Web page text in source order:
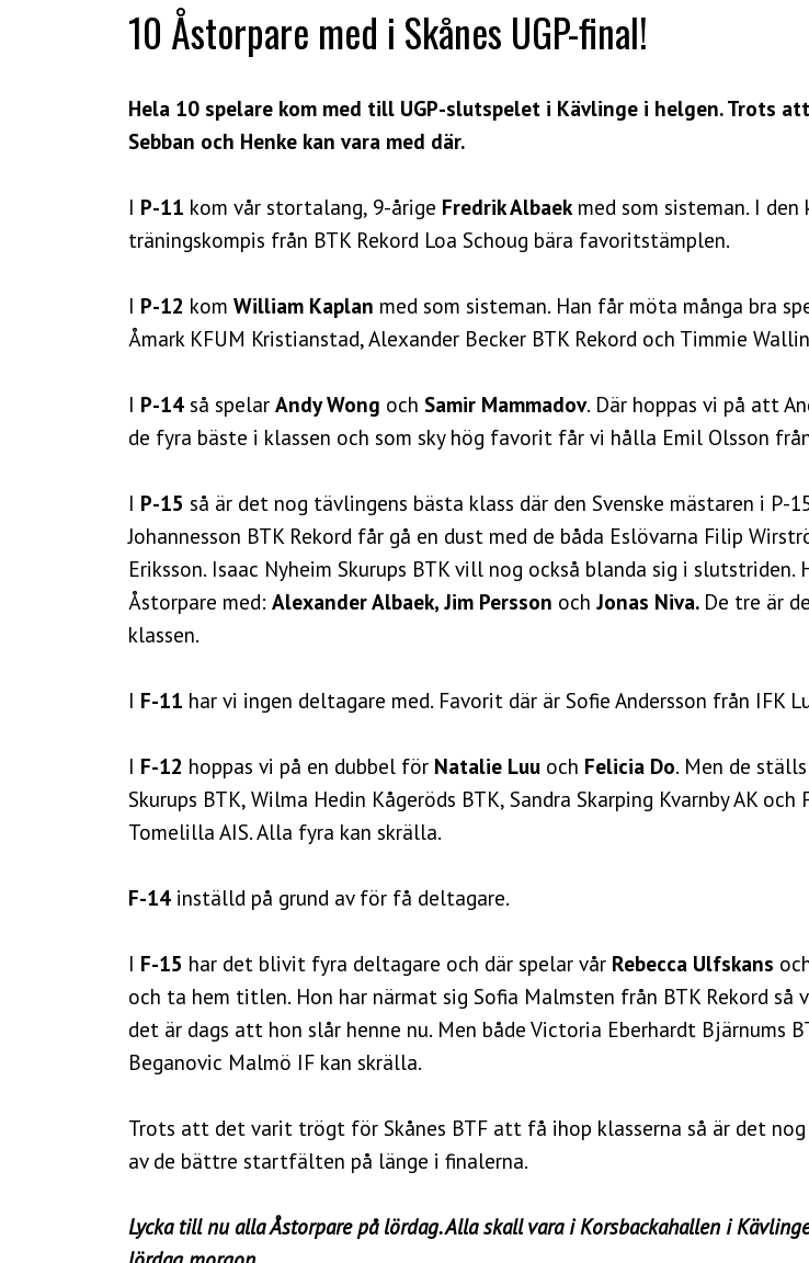
10 Åstorpare med i Skånes UGP-final!
Hela 10 spelare kom med till UGP-slutspelet i Kävlinge i helgen. Trots
Sebban och Henke kan vara med där.
I P-11 kom vår stortalang, 9-årige Fredrik Albaek med som sisteman. I den
träningskompis från BTK Rekord Loa Schoug bära favoritstämplen.
I P-12 kom William Kaplan med som sisteman. Han får möta många bra
Åmark KFUM Kristianstad, Alexander Becker BTK Rekord och Timmie
I P-14 så spelar Andy Wong och Samir Mammadov. Där hoppas vi på att
de fyra bäste i klassen och som sky hög favorit får vi hålla Emil Olsson
I P-15 så är det nog tävlingens bästa klass där den Svenske mästaren i P-
Johannesson BTK Rekord får gå en dust med de båda Eslövarna Filip
Eriksson. Isaac Nyheim Skurups BTK vill nog också blanda sig i slutstriden.
Åstorpare med: Alexander Albaek, Jim Persson och Jonas Niva. De tre är
klassen.
I F-11 har vi ingen deltagare med. Favorit där är Sofie Andersson från IFK
I F-12 hoppas vi på en dubbel för Natalie Luu och Felicia Do. Men de
Skurups BTK, Wilma Hedin Kågeröds BTK, Sandra Skarping Kvarnby AK och
Tomelilla AIS. Alla fyra kan skrälla.
F-14 inställd på grund av för få deltagare.
I F-15 har det blivit fyra deltagare och där spelar vår Rebecca Ulfskans
och ta hem titlen. Hon har närmat sig Sofia Malmsten från BTK Rekord så
det är dags att hon slår henne nu. Men både Victoria Eberhardt Bjärnums
Beganovic Malmö IF kan skrälla.
Trots att det varit trögt för Skånes BTF att få ihop klasserna så är det
av de bättre startfälten på länge i finalerna.
Lycka till nu alla Åstorpare på lördag. Alla skall vara i Korsbackahallen i